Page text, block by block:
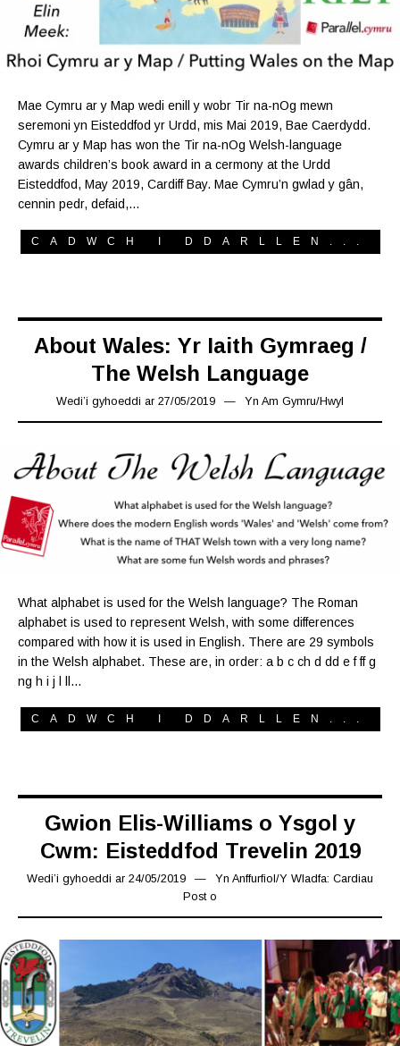
Mae Cymru ar y Map wedi enill y wobr Tir na-nOg mewn
seremoni yn Eisteddfod yr Urdd, mis Mai 2019, Bae Caerdydd.
Cymru ar y Map has won the Tir na-nOg Welsh-language
awards children’s book award in a cermony at the Urdd
Eisteddfod, May 2019, Cardiff Bay. Mae Cymru’n gwlad y gân,
cennin pedr, defaid,…
CADWCH I DDARLLEN...
About Wales: Yr Iaith Gymraeg /
The Welsh Language
Wedi’i gyhoeddi ar 27/05/2019 28/05/2019
Yn Am Gymru/Hwyl
What alphabet is used for the Welsh language? The Roman
alphabet is used to represent Welsh, with some differences
compared with how it is used in English. There are 29 symbols
in the Welsh alphabet. These are, in order: a b c ch d dd e f ff g
ng h i j l ll…
CADWCH I DDARLLEN...
Gwion Elis-Williams o Ysgol y
Cwm: Eisteddfod Trevelin 2019
Wedi’i gyhoeddi ar 24/05/2019 24/05/2019
Yn Anffurfiol/Y Wladfa: Cardiau
Post o